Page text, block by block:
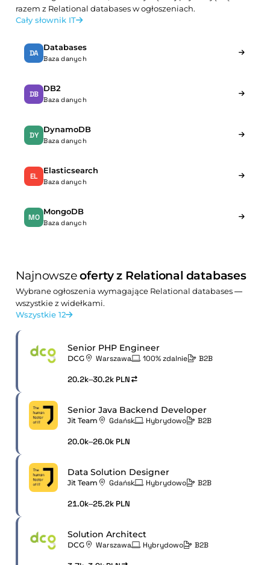
razem z Relational databases w ogłoszeniach.
Cały słownik IT
DA
Databases
Baza danych
DB
DB2
Baza danych
DY
DynamoDB
Baza danych
EL
Elasticsearch
Baza danych
MO
MongoDB
Baza danych
Najnowszeoferty z Relational databases
Wybrane ogłoszenia wymagające Relational databases —
wszystkie z widełkami.
Wszystkie 12
Senior PHP Engineer
DCG Warszawa 100% zdalnie B2B
20.2k–30.2k PLN
Senior Java Backend Developer
Jit Team Gdańsk Hybrydowo B2B
20.0k–26.0k PLN
Data Solution Designer
Jit Team Gdańsk Hybrydowo B2B
21.0k–25.2k PLN
Solution Architect
DCG Warszawa Hybrydowo B2B